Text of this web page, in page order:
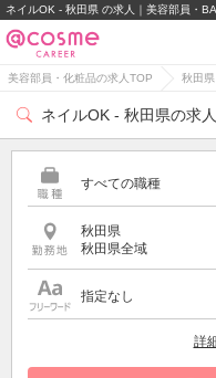
ネイルOK - 秋田県 の求人｜美容部員・
美容部員・化粧品の求人TOP 秋田県
ネイルOK - 秋田県の求
すべての職種
秋田県
秋田県全域
指定なし
詳